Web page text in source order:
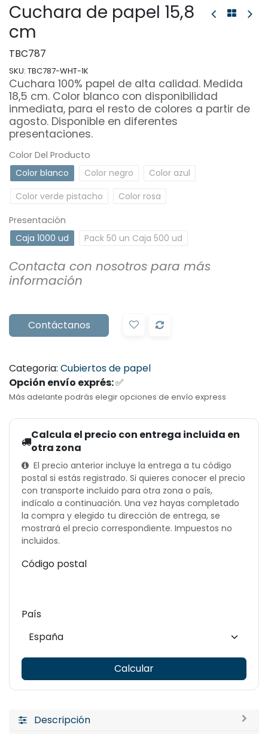
Cuchara de papel 15,8
cm
TBC787
SKU: TBC787-WHT-1K
Cuchara 100% papel de alta calidad. Medida
18,5 cm. Color blanco con disponibilidad
inmediata, para el resto de colores a partir de
agosto. Disponible en diferentes
presentaciones.
Color Del Producto
Color blanco
Color negro
Color azul
Color verde pistacho
Color rosa
Presentación
Caja 1000 ud
Pack 50 un Caja 500 ud
Contacta con nosotros para más
información
Contáctanos
Categoria: Cubiertos de papel
Opción envío exprés:✅
Más adelante podrás elegir opciones de envío express
Calcula el precio con entrega incluida en
otra zona
El precio anterior incluye la entrega a tu código
postal si estás registrado. Si quieres conocer el precio
con transporte incluido para otra zona o país,
indícalo a continuación. Una vez hayas completado
la compra y elegido tu dirección de entrega, se
mostrará el precio correspondiente. Impuestos no
incluidos.
Código postal
País
Calcular
Descripción